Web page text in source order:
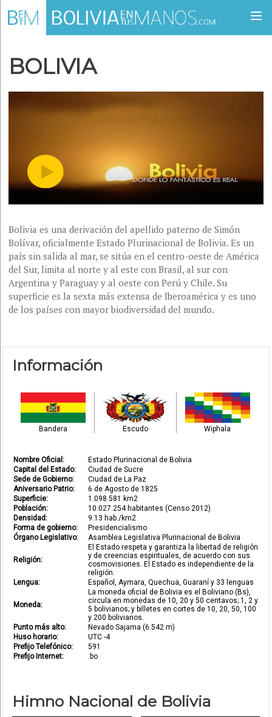
BOLIVIA
Bolivia es una derivación del apellido paterno de Simón
Bolívar, oficialmente Estado Plurinacional de Bolivia. Es un
país sin salida al mar, se sitúa en el centro-oeste de América
del Sur, limita al norte y al este con Brasil, al sur con
Argentina y Paraguay y al oeste con Perú y Chile. Su
superficie es la sexta más extensa de Iberoamérica y es uno
de los países con mayor biodiversidad del mundo.
Información
Bandera Escudo Wiphala
Nombre Oficial:
Estado Plurinacional de Bolivia
Capital del Estado:
Ciudad de Sucre
Sede de Gobierno:
Ciudad de La Paz
Aniversario Patrio:
6 de Agosto de 1825
Superficie:
1.098.581 km2
Población:
10.027.254 habitantes (Censo 2012)
Densidad:
9.13 hab./km2
Forma de gobierno:
Presidencialismo
Órgano Legislativo:
Asamblea Legislativa Plurinacional de Bolivia
Religión:
El Estado respeta y garantiza la libertad de religión
y de creencias espirituales, de acuerdo con sus
cosmovisiones. El Estado es independiente de la
religión.
Lengua:
Español, Aymara, Quechua, Guaraní y 33 lenguas
Moneda:
La moneda oficial de Bolivia es el Boliviano (Bs),
circula en monedas de 10, 20 y 50 centavos; 1, 2 y
5 bolivianos; y billetes en cortes de 10, 20, 50, 100
y 200 bolivianos.
Punto más alto:
Nevado Sajama (6.542 m)
Huso horario:
UTC -4
Prefijo Telefónico:
591
Prefijo Internet:
.bo
Himno Nacional de Bolivia